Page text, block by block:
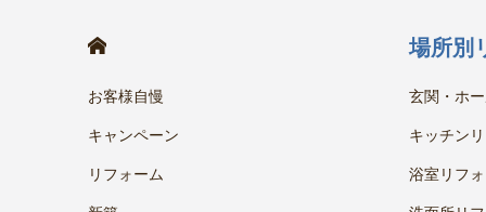
お客様自慢
キャンペーン
リフォーム
場所別
玄関・ホ
キッチン
浴室リフ